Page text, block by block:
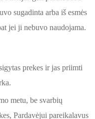
sugadinta arba iš esmės
jei ji nebuvo naudojama.
prekes ir jas priimti
metu, be svarbių
Pardavėjui pareikalavus